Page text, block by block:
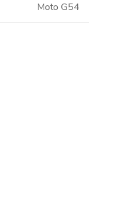
Moto G54